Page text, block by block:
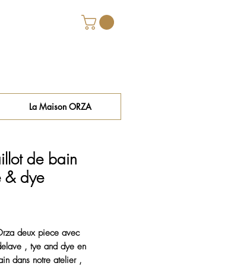
La Maison ORZA
de bain
& dye
deux piece avec
, tye and dye en
dans notre atelier ,